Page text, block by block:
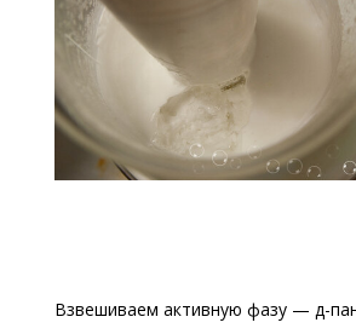
Взвешиваем активную фазу — д-